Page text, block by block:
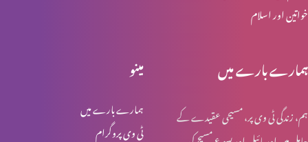
خواتین اور اسلام
مینو
ہمارے بارے میں
ٹی وی پروگرام
ہمارے بارے میں
ہم، زندگی ٹی وی پر، مسیحی عقیدے کے